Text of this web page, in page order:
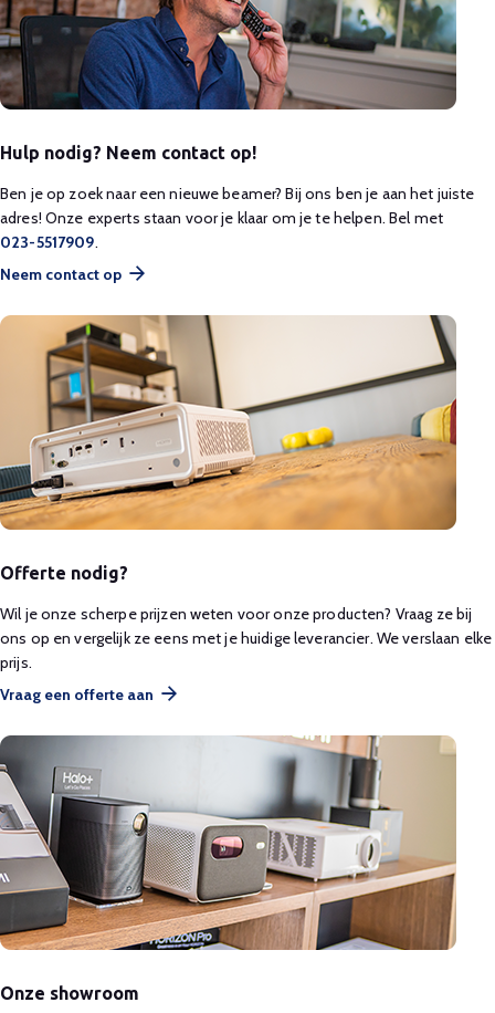
Hulp nodig? Neem contact op!
Ben je op zoek naar een nieuwe beamer? Bij ons ben je aan het juiste
adres! Onze experts staan voor je klaar om je te helpen. Bel met
023-5517909.
Neem contact op
Offerte nodig?
Wil je onze scherpe prijzen weten voor onze producten? Vraag ze bij
ons op en vergelijk ze eens met je huidige leverancier. We verslaan elke
prijs.
Vraag een offerte aan
Onze showroom